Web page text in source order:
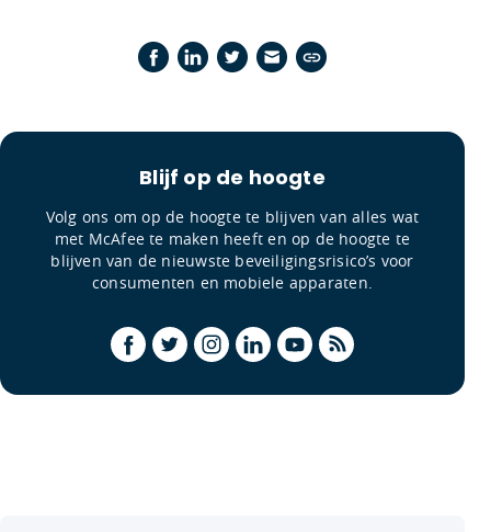
Blijf op de hoogte
Volg ons om op de hoogte te blijven van alles wat
met McAfee te maken heeft en op de hoogte te
blijven van de nieuwste beveiligingsrisico’s voor
consumenten en mobiele apparaten.